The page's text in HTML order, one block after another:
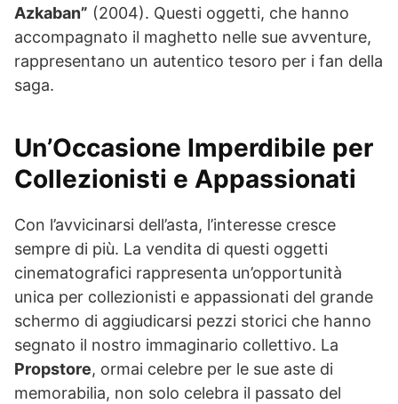
Azkaban” (2004). Questi oggetti, che hanno
accompagnato il maghetto nelle sue avventure,
rappresentano un autentico tesoro per i fan della
saga.
Un’Occasione Imperdibile per
Collezionisti e Appassionati
Con l’avvicinarsi dell’asta, l’interesse cresce
sempre di più. La vendita di questi oggetti
cinematografici rappresenta un’opportunità
unica per collezionisti e appassionati del grande
schermo di aggiudicarsi pezzi storici che hanno
segnato il nostro immaginario collettivo. La
Propstore, ormai celebre per le sue aste di
memorabilia, non solo celebra il passato del